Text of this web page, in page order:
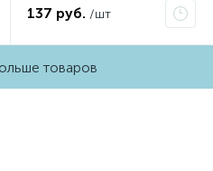
137 руб. /шт
товаров